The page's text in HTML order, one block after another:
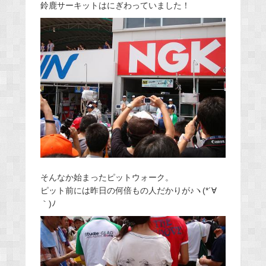
鈴鹿サーキットはにぎわっていました！
そんなか始まったピットウォーク。
ピット前には昨日の何倍もの人だかりが♪ヽ(*´∀
｀)ﾉ